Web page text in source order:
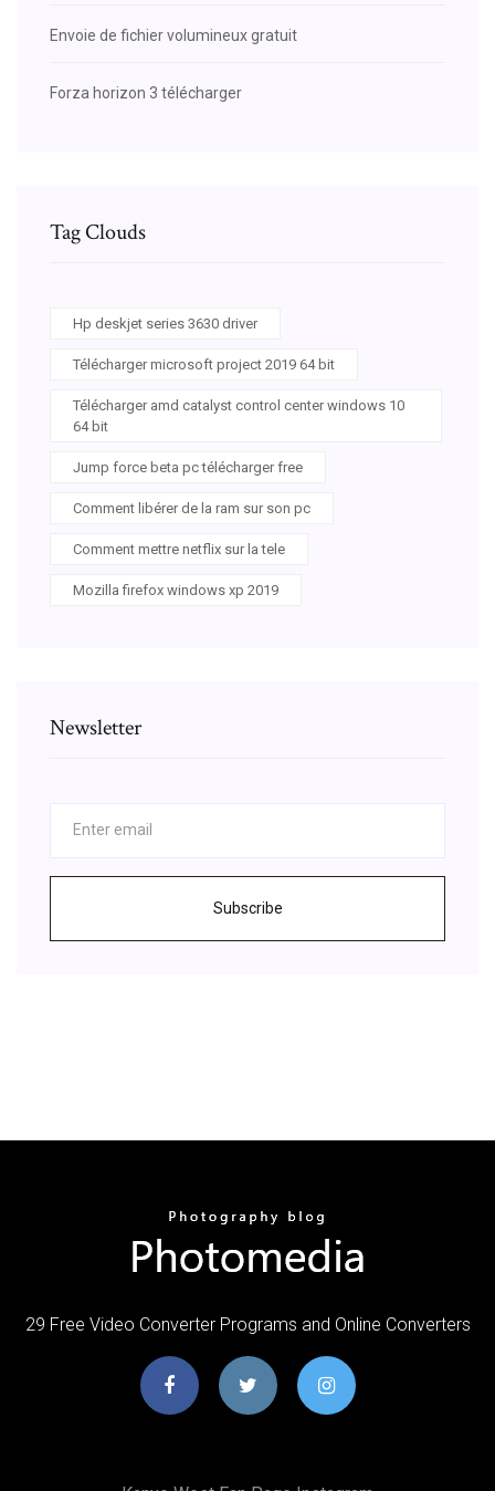
Envoie de fichier volumineux gratuit
Forza horizon 3 télécharger
Tag Clouds
Hp deskjet series 3630 driver
Télécharger microsoft project 2019 64 bit
Télécharger amd catalyst control center windows 10
64 bit
Jump force beta pc télécharger free
Comment libérer de la ram sur son pc
Comment mettre netflix sur la tele
Mozilla firefox windows xp 2019
Newsletter
Subscribe
29 Free Video Converter Programs and Online Converters